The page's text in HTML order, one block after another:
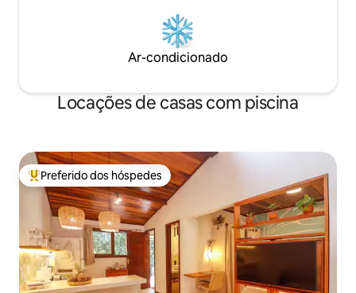
Ar-condicionado
Locações de casas com piscina
Entre os melhores preferidos dos hóspedes
Preferido dos hóspedes